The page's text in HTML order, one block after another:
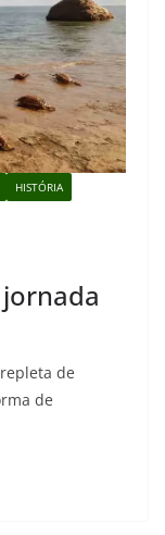
HISTÓRIA
de
de